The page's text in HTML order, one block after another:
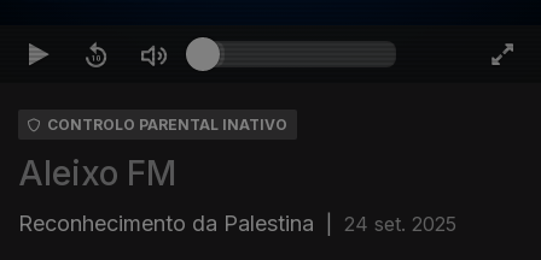
CONTROLO PARENTAL INATIVO
Aleixo FM
Reconhecimento da Palestina 24 set. 2025